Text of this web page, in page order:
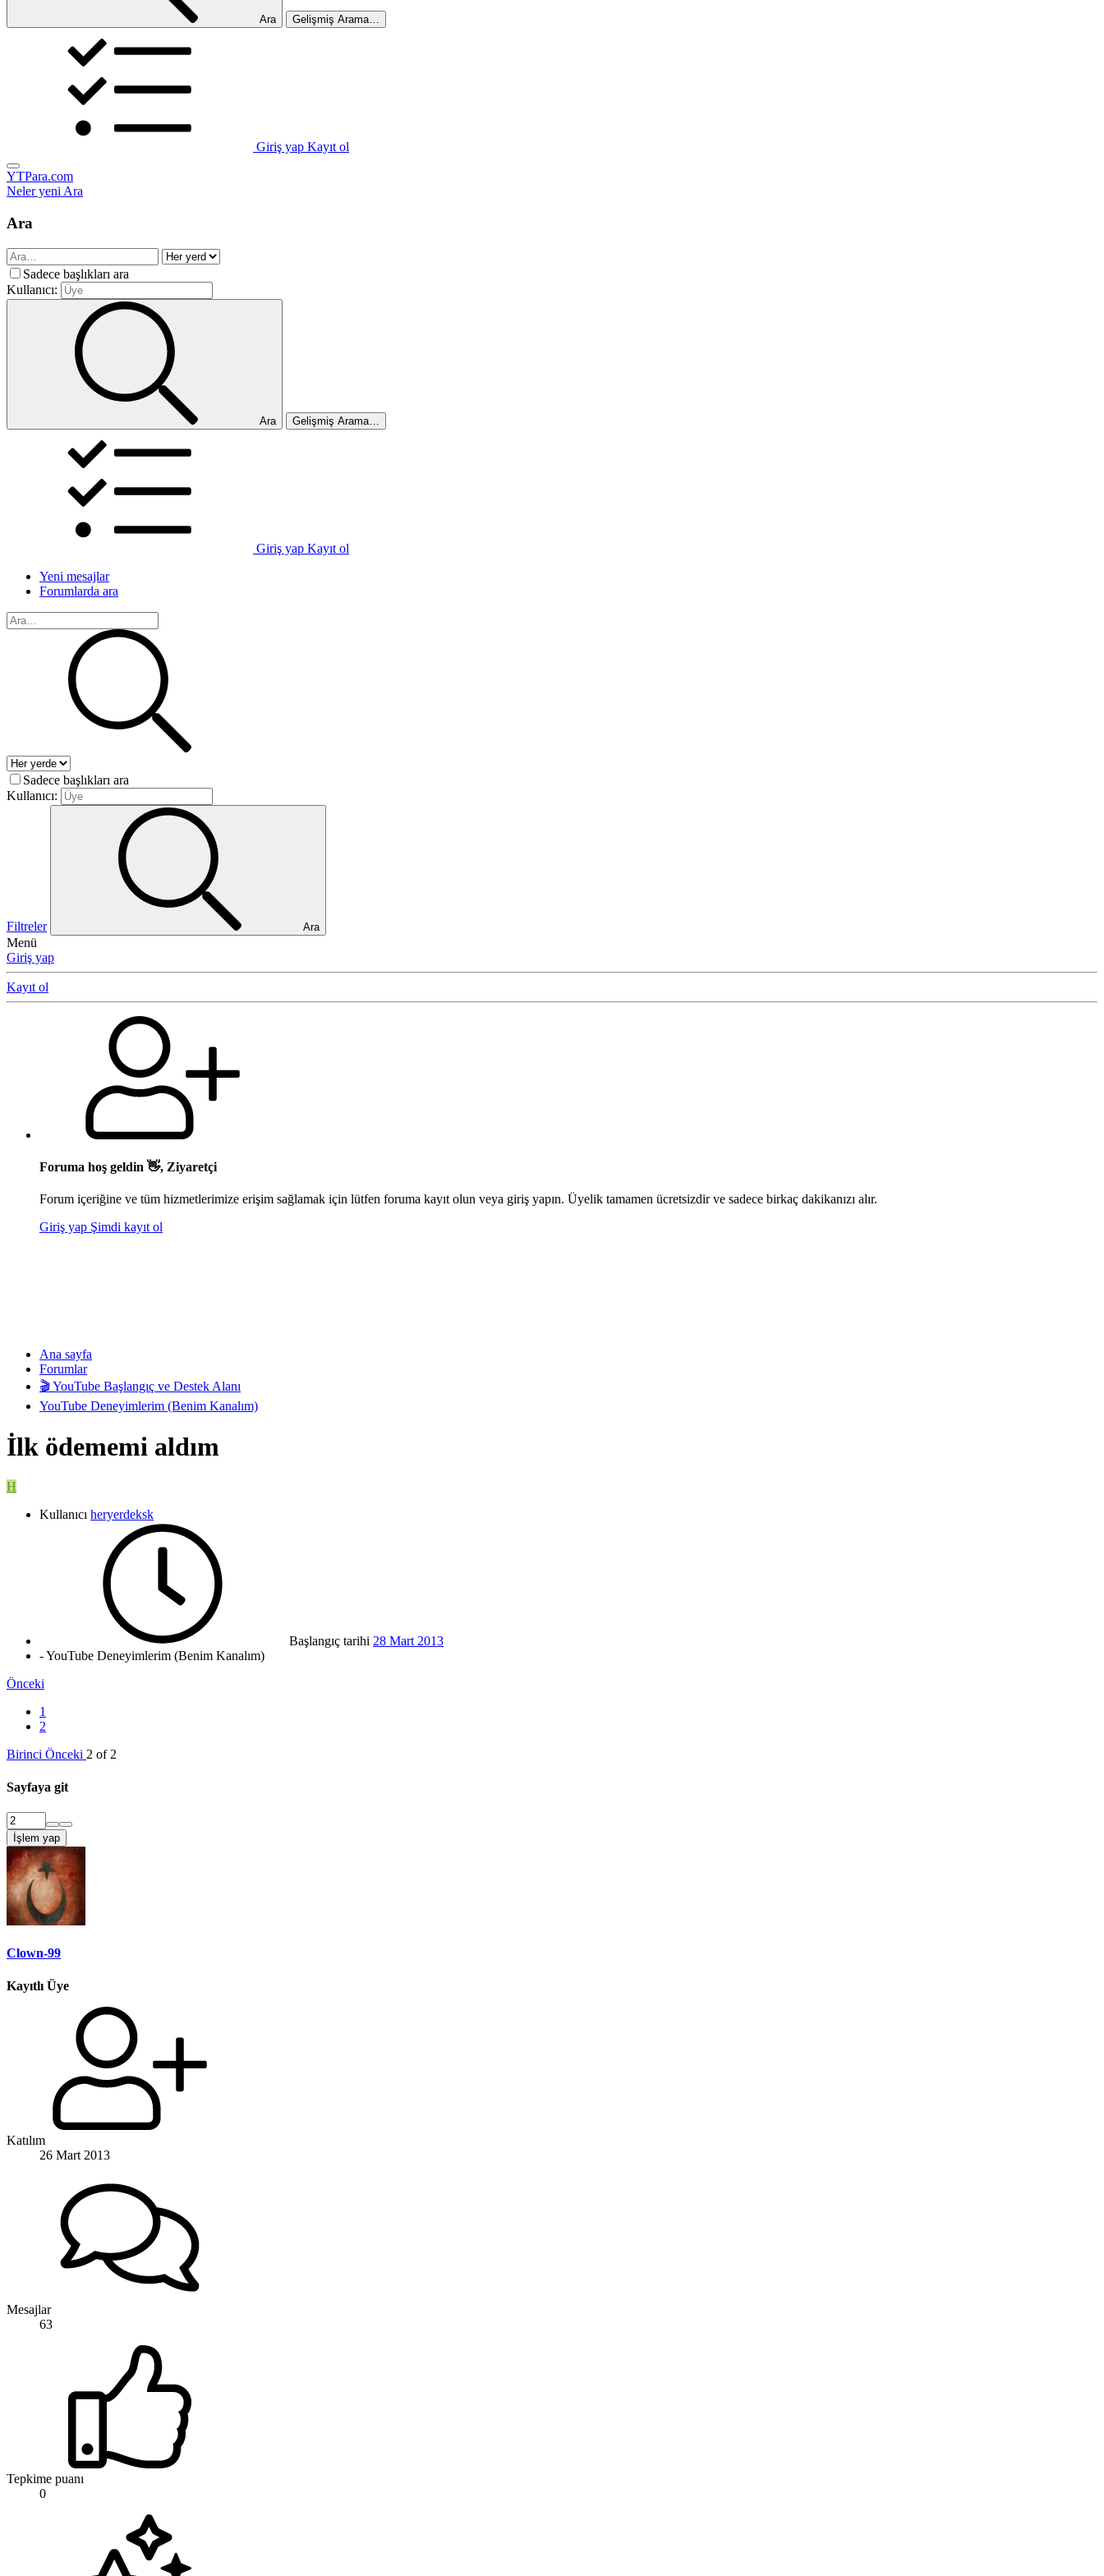
Ara Gelişmiş Arama…
Giriş yap Kayıt ol
YTPara.com
Neler yeniAra
Ara
Sadece başlıkları ara
Kullanıcı:
Ara Gelişmiş Arama…
Giriş yap Kayıt ol
Yeni mesajlar
Forumlarda ara
Sadece başlıkları ara
Kullanıcı:
Filtreler Ara
Menü
Giriş yap
Kayıt ol
Foruma hoş geldin 👋, Ziyaretçi
Forum içeriğine ve tüm hizmetlerimize erişim sağlamak için lütfen foruma kayıt olun veya giriş yapın. Üyelik tamamen ücretsizdir ve sadece birkaç dakikanızı alır.
Giriş yap Şimdi kayıt ol
Ana sayfa
Forumlar
🎬 YouTube Başlangıç ve Destek Alanı
YouTube Deneyimlerim (Benim Kanalım)
İlk ödememi aldım
H
Kullanıcı heryerdeksk
Başlangıç tarihi 28 Mart 2013
- YouTube Deneyimlerim (Benim Kanalım)
Önceki
1
2
Birinci Önceki 2 of 2
Sayfaya git
İşlem yap
Clown-99
Kayıtlı Üye
Katılım
26 Mart 2013
Mesajlar
63
Tepkime puanı
0